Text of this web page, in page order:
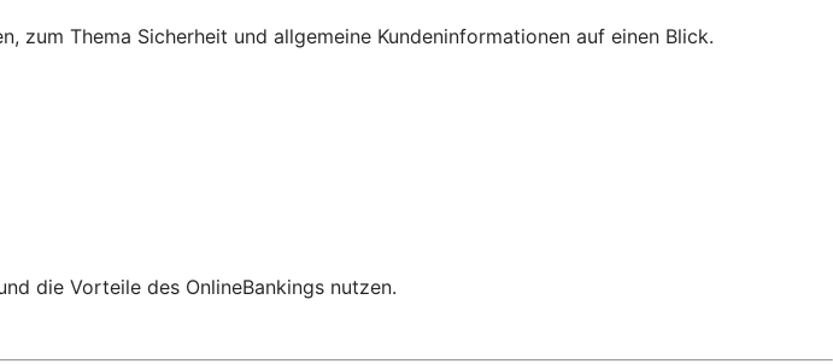
zum Thema Sicherheit und allgemeine Kundeninformationen auf einen Blick.
die Vorteile des OnlineBankings nutzen.